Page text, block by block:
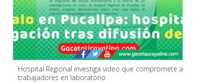
Hospital Regional investiga video que compromete a
trabajadores en laboratorio